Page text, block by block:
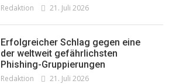
Redaktion 21. Juli 2026
Erfolgreicher Schlag gegen eine
der weltweit gefährlichsten
Phishing-Gruppierungen
Redaktion 21. Juli 2026